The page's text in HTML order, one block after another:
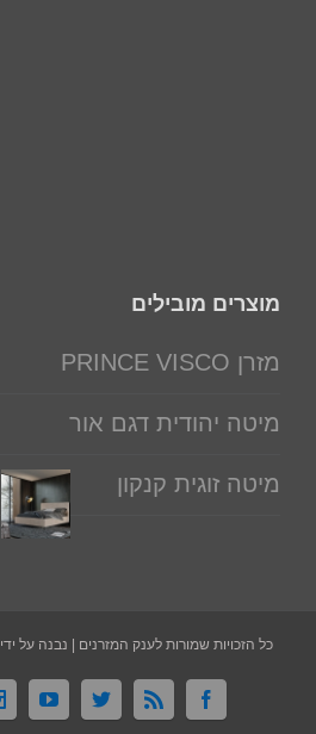
מוצרים מובילים
מזרן PRINCE VISCO
מיטה יהודית דגם אור
מיטה זוגית קנקון
כל הזכויות שמורות לענק המזרנים | נבנה על ידי seo-tip בניית חנות וירטואלית